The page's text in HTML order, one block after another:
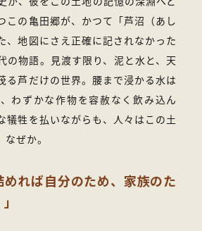
この亀田郷が、かつて「芦沼（あし
、地図にさえ正確に記されなかった
の物語。見渡す限り、泥と水と、天
る芦だけの世界。腰まで浸かる水は
わずかな作物を容赦なく飲み込ん
犠牲を払いながらも、人々はこの土
ぜか。
めれば自分のため、家族のた